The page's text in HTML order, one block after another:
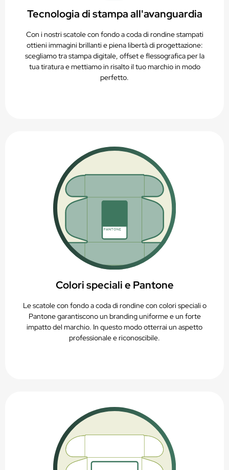
Tecnologia di stampa all'avanguardia
Con i nostri scatole con fondo a coda di rondine stampati
ottieni immagini brillanti e piena libertà di progettazione:
scegliamo tra stampa digitale, offset e flessografica per la
tua tiratura e mettiamo in risalto il tuo marchio in modo
perfetto.
Colori speciali e Pantone
Le scatole con fondo a coda di rondine con colori speciali o
Pantone garantiscono un branding uniforme e un forte
impatto del marchio. In questo modo otterrai un aspetto
professionale e riconoscibile.